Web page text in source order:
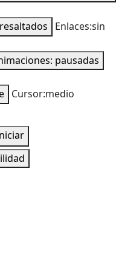
Enlaces:sin
pausadas
Cursor:medio